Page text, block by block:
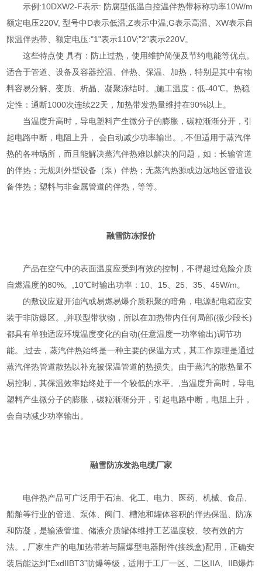
示例:10DXW2-F表示: 防腐型低温自控温伴热带标称功率10W/m
额定电压220V, 型号中D表示低温;Z表示中温;G表示高温、XW表示自
限温伴热带、额定电压:"1"表示110V;"2"表示220V。
这些特点使 具有：防止过热，使用维护简便及节约电能等优点。
适合于管道、设备及容器控温、伴热、保温、加热，特别是其中有物
料容易分解、变质、析晶、凝聚冻结时。,施工温度：低-40℃。热稳
定性：通断1000次连续22天，加热带发热量维持在90%以上。
当温度升高时，导电塑料产生微分子的膨胀，碳粒渐渐分开，引
起电路中断，电阻上升， 会自动减少功率输出。, 不但适用于蒸汽伴
热的各种场所，而且能解决蒸汽伴热难以解决的问题，如：长输管道
的伴热；无规则外型设备（泵）伴热；无蒸汽热源或边远地区管道设
备伴热；塑料与非金属管道的伴热，等等。
融雪防冻报价
产品在空气中的表面温度应受到有效的控制，不得超过危险介质
自燃温度的80%。,10℃时输出功率：10、15、25、35、45W/m。
的敷设应避开油汽或易燃易爆介质积聚的暗角，电源配电箱应安
装于非防爆区。,并联型带状物，所以在加热带内任何局部(微少段长)
都具有单独适应环境温度变化的自动(任意温度一功率输出)调节功
能。,过去，蒸汽伴热始终是一种主要的保温方式，其工作原理是通过
蒸汽伴热管道散热以补充被保温管道的热损失。由于蒸汽的散热量不
易控制，其保温效率始终处于一个较低的水平。,当温度升高时，导电
塑料产生微分子的膨胀，碳粒渐渐分开，引起电路中断，电阻上升，
会自动减少功率输出。
融雪防冻发热电缆厂家
电伴热产品可广泛用于石油、化工、电力、医药、机械、食品、
船舶等行业的管道、泵体、阀门、槽池和罐体容积的伴热保温、防冻
和防凝，是输液管道、储液介质罐体维持工艺温度较、较有效的方
法。, 厂家生产的电加热带若与隔爆型电器附件(接线盒)配用，正确安
装后能达到“ExdIIBT3”防爆等级，适用于工厂一区、二区IIA、IIB爆炸